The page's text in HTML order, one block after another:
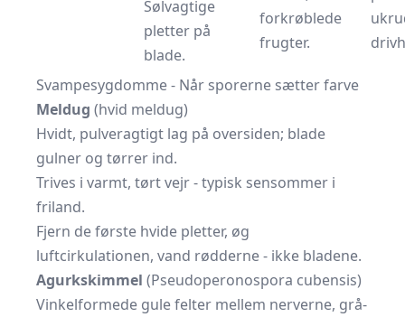
Sølvagtige
pletter på
blade.
forkrøblede
frugter.
Svampesygdomme - Når sporerne sætter farve
Meldug (hvid meldug)
Hvidt, pulveragtigt lag på oversiden; blade
gulner og tørrer ind.
Trives i varmt, tørt vejr - typisk sensommer i
friland.
Fjern de første hvide pletter, øg
luftcirkulationen, vand rødderne - ikke bladene.
Agurkskimmel (Pseudoperonospora cubensis)
Vinkelformede gule felter mellem nerverne, grå-